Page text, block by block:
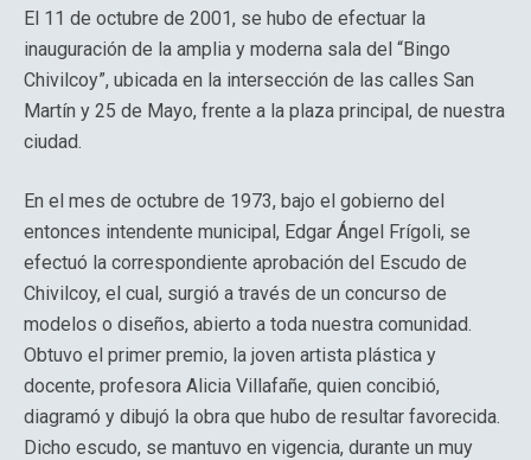
El 11 de octubre de 2001, se hubo de efectuar la
inauguración de la amplia y moderna sala del “Bingo
Chivilcoy”, ubicada en la intersección de las calles San
Martín y 25 de Mayo, frente a la plaza principal, de nuestra
ciudad.
En el mes de octubre de 1973, bajo el gobierno del
entonces intendente municipal, Edgar Ángel Frígoli, se
efectuó la correspondiente aprobación del Escudo de
Chivilcoy, el cual, surgió a través de un concurso de
modelos o diseños, abierto a toda nuestra comunidad.
Obtuvo el primer premio, la joven artista plástica y
docente, profesora Alicia Villafañe, quien concibió,
diagramó y dibujó la obra que hubo de resultar favorecida.
Dicho escudo, se mantuvo en vigencia, durante un muy